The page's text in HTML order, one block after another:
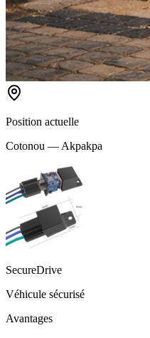
Position actuelle
Cotonou — Akpakpa
SecureDrive
Véhicule sécurisé
Avantages